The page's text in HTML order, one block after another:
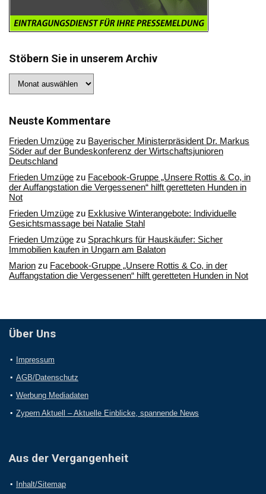
Stöbern Sie in unserem Archiv
Sie
Archiv
Neuste Kommentare
Frieden Umzüge zu Bayerischer Ministerpräsident Dr. Markus
Söder auf der Bundeskonferenz der Wirtschaftsjunioren
Deutschland
Frieden Umzüge zu Facebook-Gruppe „Unsere Rottis & Co, in
der Auffangstation die Vergessenen“ hilft geretteten Hunden in
Not
Frieden Umzüge zu Exklusive Winterangebote: Individuelle
Gesichtsmassage bei Natalie Stahl
Frieden Umzüge zu Sprachkurs für Hauskäufer: Sicher
Immobilien kaufen in Ungarn am Balaton
Marion zu Facebook-Gruppe „Unsere Rottis & Co, in der
Auffangstation die Vergessenen“ hilft geretteten Hunden in Not
Über Uns
Impressum
AGB/Datenschutz
Werbung Mediadaten
Zypern Aktuell – Aktuelle Einblicke, spannende News
Aus der Vergangenheit
Inhalt/Sitemap